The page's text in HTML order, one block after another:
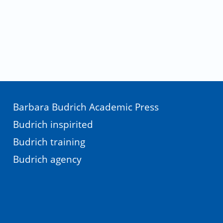
Barbara Budrich Academic Press
Budrich inspirited
Budrich training
Budrich agency